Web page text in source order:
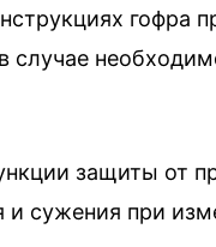
гофра
защиты от
и сужения при